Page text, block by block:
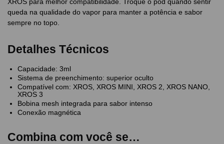
XROS para melhor compatibilidade. Troque o pod quando sentir
queda na qualidade do vapor para manter a potência e sabor
sempre no topo.
Detalhes Técnicos
Capacidade: 3ml
Sistema de preenchimento: superior oculto
Compatível com: XROS, XROS MINI, XROS 2, XROS NANO,
XROS 3
Bobina mesh integrada para sabor intenso
Conexão magnética
Combina com você se…